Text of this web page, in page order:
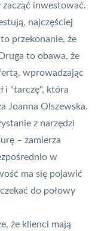
zacząć inwestować.
najczęściej
przekonanie, że
to obawa, że
wprowadzając
i "tarczę", która
Joanna Olszewska.
z narzędzi
– zamierza
w
ma się pojawić
do połowy
że klienci mają